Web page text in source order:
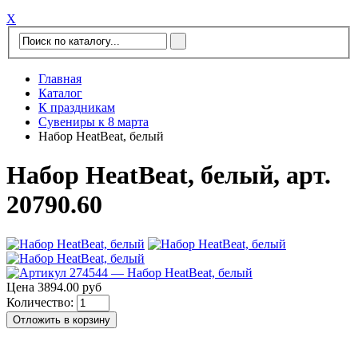
Х
Главная
Каталог
К праздникам
Сувениры к 8 марта
Набор HeatBeat, белый
Набор HeatBeat, белый, арт.
20790.60
Цена 3894.00 руб
Количество:
Отложить в корзину